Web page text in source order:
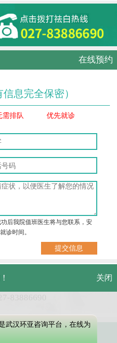
在线预约
信息完全保密）
需排队 优先就诊
后我院值班医生将与您联系，安
诊时间。
汉市硚口区解放大道479号
费电话：
亚中医白癜风医院
关闭
武汉环亚咨询平台，在线为